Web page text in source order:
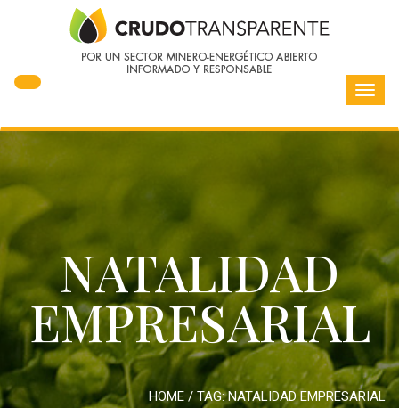
NATALIDAD
EMPRESARIAL
HOME / TAG:NATALIDAD EMPRESARIAL